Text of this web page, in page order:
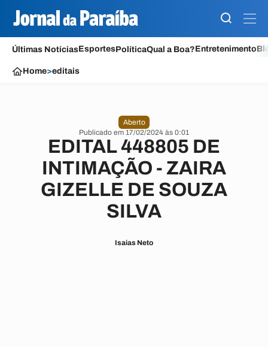
Últimas NotíciasEsportesPolíticaQual a Boa?Entretenimento
Home>editais
Aberto
Publicado em 17/02/2024 às 0:01
EDITAL 448805 DE
INTIMAÇÃO - ZAIRA
GIZELLE DE SOUZA
SILVA
Isaias Neto